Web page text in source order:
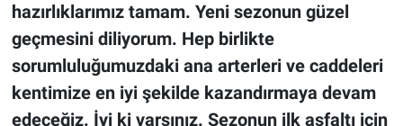
hazırlıklarımız tamam. Yeni sezonun güzel
geçmesini diliyorum. Hep birlikte
sorumluluğumuzdaki ana arterleri ve caddeleri
kentimize en iyi şekilde kazandırmaya devam
edeceğiz. İyi ki varsınız. Sezonun ilk asfaltı için